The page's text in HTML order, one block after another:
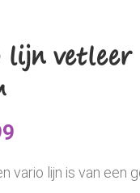
lijn vetleer
vario lijn is van een